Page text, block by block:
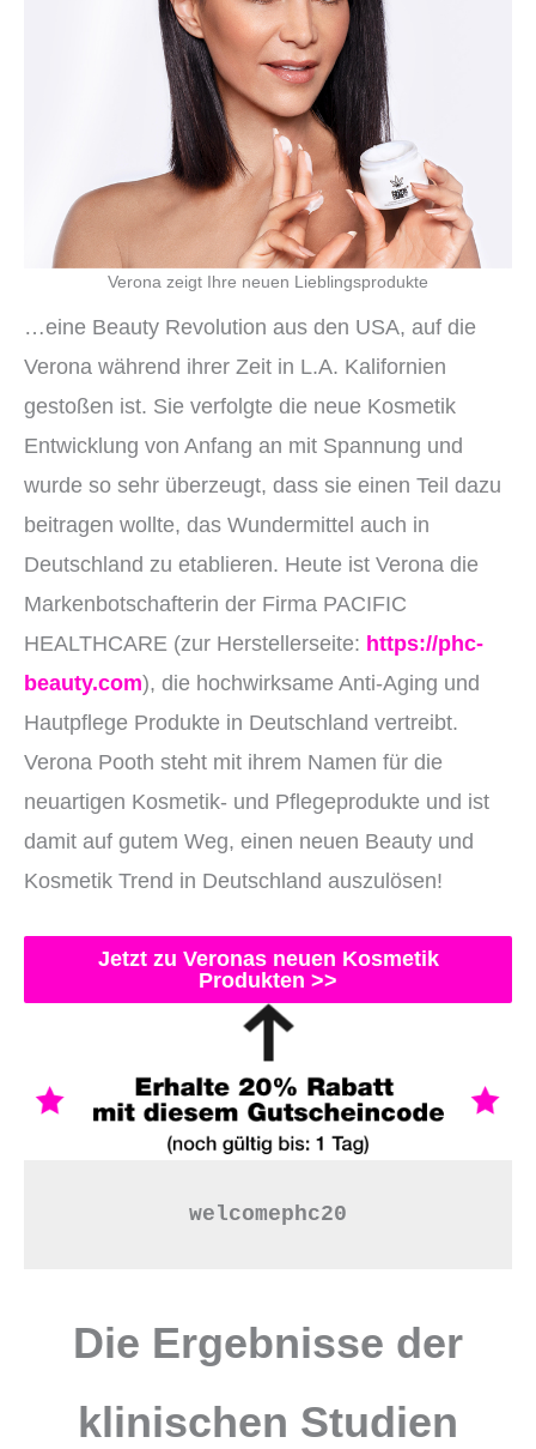
Verona zeigt Ihre neuen Lieblingsprodukte
…eine Beauty Revolution aus den USA, auf die
Verona während ihrer Zeit in L.A. Kalifornien
gestoßen ist. Sie verfolgte die neue Kosmetik
Entwicklung von Anfang an mit Spannung und
wurde so sehr überzeugt, dass sie einen Teil dazu
beitragen wollte, das Wundermittel auch in
Deutschland zu etablieren. Heute ist Verona die
Markenbotschafterin der Firma PACIFIC
HEALTHCARE (zur Herstellerseite: https://phc-
beauty.com), die hochwirksame Anti-Aging und
Hautpflege Produkte in Deutschland vertreibt.
Verona Pooth steht mit ihrem Namen für die
neuartigen Kosmetik- und Pflegeprodukte und ist
damit auf gutem Weg, einen neuen Beauty und
Kosmetik Trend in Deutschland auszulösen!
Jetzt zu Veronas neuen Kosmetik
Produkten >>
welcomephc20
Die Ergebnisse der
klinischen Studien